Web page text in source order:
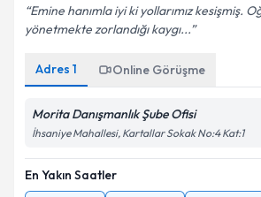
Emine hanımla iyi ki yollarımız kesişmiş.
yönetmekte zorlandığı kaygı...
Adres 1 Online Görüşme
Morita Danışmanlık Şube Ofisi
İhsaniye Mahallesi, Kartallar Sokak No:4 Kat:1
En Yakın Saatler